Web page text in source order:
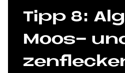
Tipp 8:
Moos-